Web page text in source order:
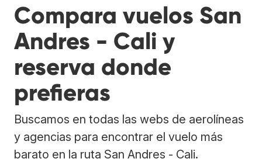
Compara vuelos San
Andres - Cali y
reserva donde
prefieras
Buscamos en todas las webs de aerolíneas
y agencias para encontrar el vuelo más
barato en la ruta San Andres - Cali.